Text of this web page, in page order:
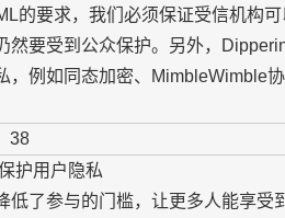
的要求，我们必须保证受信机构可
要受到公众保护。另外，
例如同态加密、MimbleWimble
护用户隐私
了参与的门槛，让更多人能享受